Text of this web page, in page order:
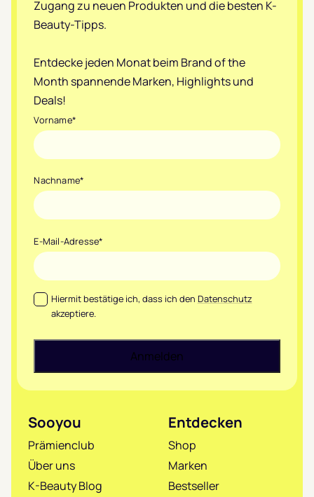
Zugang zu neuen Produkten und die besten K-
Beauty-Tipps.
Entdecke jeden Monat beim Brand of the
Month spannende Marken, Highlights und
Deals!
Vorname*
Nachname*
E-Mail-Adresse*
Datenschutz*
Hiermit bestätige ich, dass ich den Datenschutz
akzeptiere.
Sooyou
Prämienclub
Über uns
K-Beauty Blog
Entdecken
Shop
Marken
Bestseller